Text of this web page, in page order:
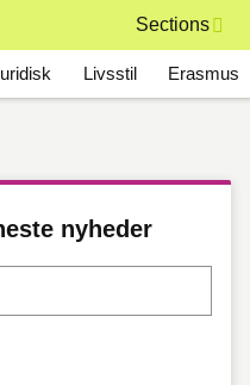
Sections
Livsstil Erasmus
nyheder